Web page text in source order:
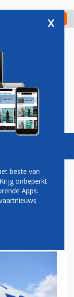
Check in
Vacatures
x
beste van
onbeperkt
Apps.